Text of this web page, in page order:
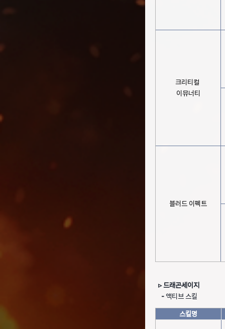
크리티컬
이뮤너티
블러드 이펙트
▹ 드래곤세이지
-액티브 스킬
스킬명